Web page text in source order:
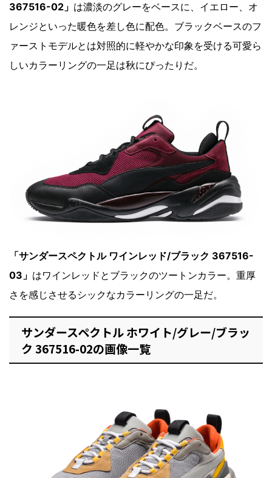
367516-02」 は濃淡のグレーをベースに、イエロー、オ
レンジといった暖色を差し色に配色。ブラックベースのフ
ァーストモデルとは対照的に軽やかな印象を受ける可愛ら
しいカラーリングの一足は秋にぴったりだ。
「サンダースペクトル ワインレッド/ブラック 367516-
03」 はワインレッドとブラックのツートンカラー。重厚
さを感じさせるシックなカラーリングの一足だ。
サンダースペクトル ホワイト/グレー/ブラッ
ク 367516-02の画像一覧